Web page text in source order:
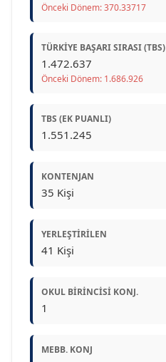
Önceki Dönem: 370.33717
TÜRKIYE BAŞARI SIRASI (TBS)
1.472.637
Önceki Dönem: 1.686.926
TBS (EK PUANLI)
1.551.245
KONTENJAN
35 Kişi
YERLEŞTIRILEN
41 Kişi
OKUL BIRINCISI KONJ.
1
MEBB. KONJ